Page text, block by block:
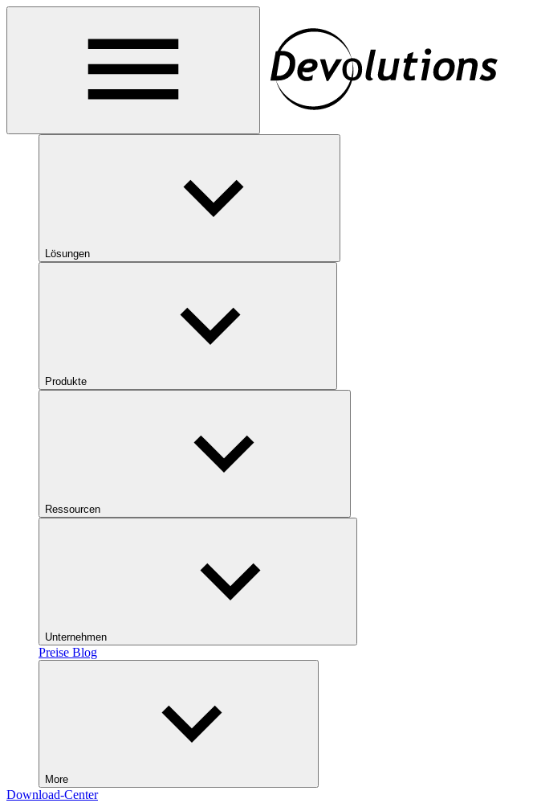
Lösungen
Produkte
Ressourcen
Unternehmen
Preise Blog
More
Download-Center